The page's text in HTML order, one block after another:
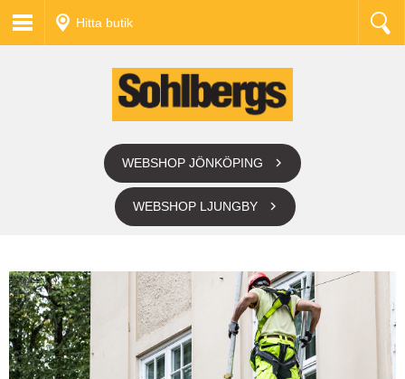
Hitta butik
WEBSHOP JÖNKÖPING
WEBSHOP LJUNGBY